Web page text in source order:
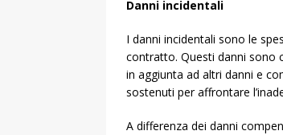
Danni incidentali
I danni incidentali sono le
contratto. Questi danni sono
in aggiunta ad altri danni e
sostenuti per affrontare
A differenza dei danni